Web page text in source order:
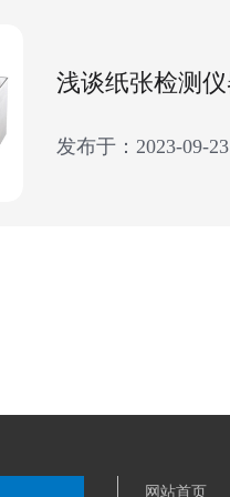
发布于：2023-09-23
网站首页